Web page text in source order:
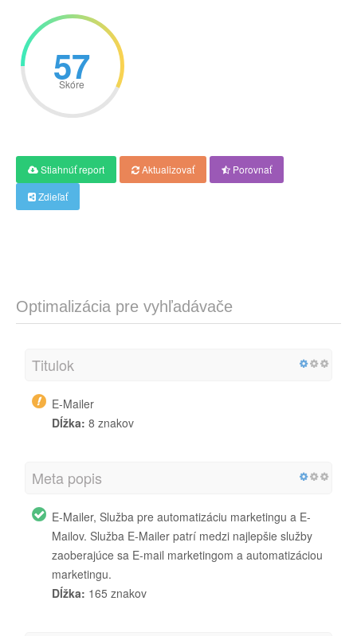
57
Skóre
Stiahnúť report Aktualizovať
Porovnať
Zdieľať
Optimalizácia pre vyhľadávače
Titulok
E-Mailer
Dĺžka: 8 znakov
Meta popis
E-Mailer, Služba pre automatizáciu marketingu a E-
Mailov. Služba E-Mailer patrí medzi najlepšie služby
zaoberajúce sa E-mail marketingom a automatizáciou
marketingu.
Dĺžka: 165 znakov